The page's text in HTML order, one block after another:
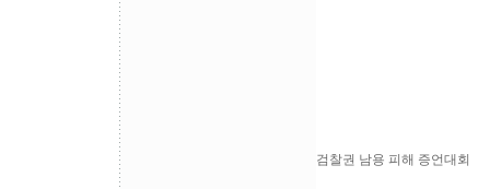
검찰권 남용 피해 증언대회